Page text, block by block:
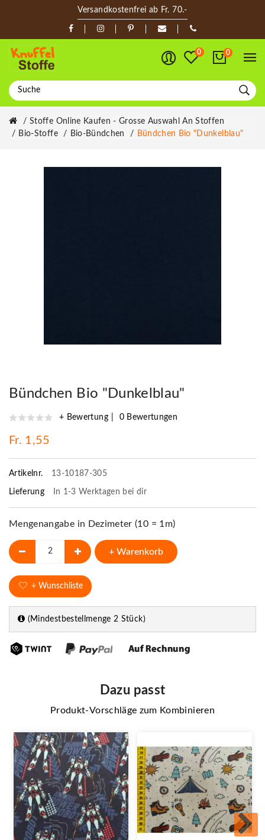
Versandkostenfrei ab Fr. 70.-
0 0
Stoffe Online Kaufen - Grosse Auswahl An Stoffen
Bio-Stoffe
Bio-Bündchen Bündchen Bio "Dunkelblau"
Bündchen Bio "Dunkelblau"
+ Bewertung 0 Bewertungen
Fr. 1,55
Artikelnr. 13-10187-305
Lieferung In 1-3 Werktagen bei dir
Mengenangabe in Dezimeter (10 = 1m)
+ Warenkorb
+ Wunschliste
(Mindestbestellmenge 2 Stück)
Dazu passt
Produkt-Vorschläge zum Kombinieren